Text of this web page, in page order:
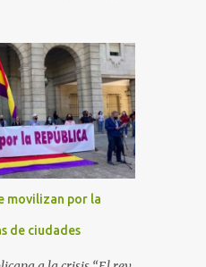
por diversos
ocho personas,
durante las
a Arabia Saudita
pública española
Conrado Saiz
de conclusiones cómo
pagó comisiones
del régimen
movilizan por la
de ciudades